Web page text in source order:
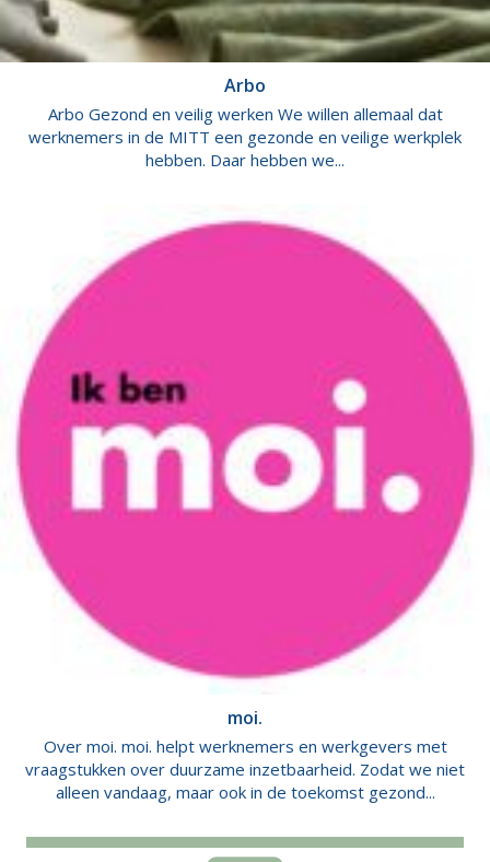
Arbo
Arbo Gezond en veilig werken We willen allemaal dat
werknemers in de MITT een gezonde en veilige werkplek
hebben. Daar hebben we...
moi.
Over moi. moi. helpt werknemers en werkgevers met
vraagstukken over duurzame inzetbaarheid. Zodat we niet
alleen vandaag, maar ook in de toekomst gezond...